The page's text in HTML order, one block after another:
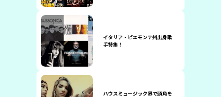
イタリア・ピエモンテ州出身歌
手特集！
ハウスミュージック界で頭角を